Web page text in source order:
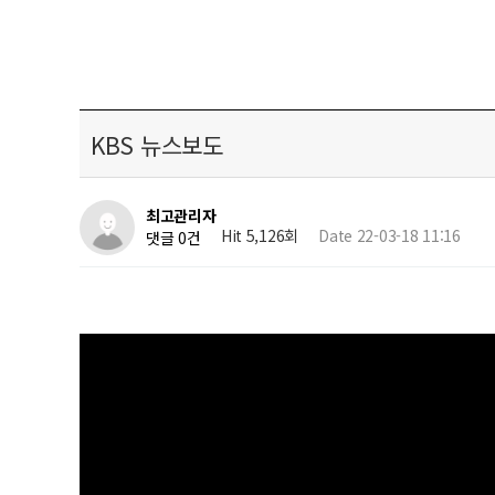
KBS 뉴스보도
최고관리자
댓글 0건
Hit 5,126회 Date 22-03-18 11:16